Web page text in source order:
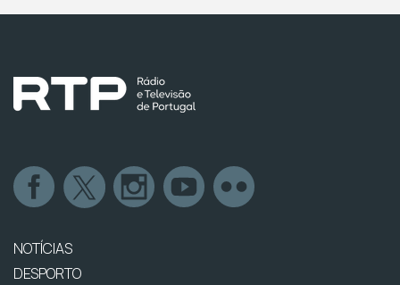
NOTÍCIAS
DESPORTO